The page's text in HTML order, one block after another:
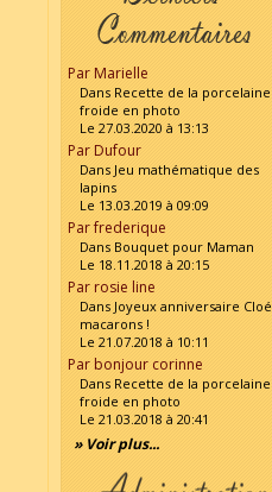
Par Marielle
Dans Recette de la porcelaine
froide en photo
Le 27.03.2020 à 13:13
Par Dufour
Dans Jeu mathématique des
lapins
Le 13.03.2019 à 09:09
Par frederique
Dans Bouquet pour Maman
Le 18.11.2018 à 20:15
Par rosie line
Dans Joyeux anniversaire Cloé
macarons !
Le 21.07.2018 à 10:11
Par bonjour corinne
Dans Recette de la porcelaine
froide en photo
Le 21.03.2018 à 20:41
» Voir plus...